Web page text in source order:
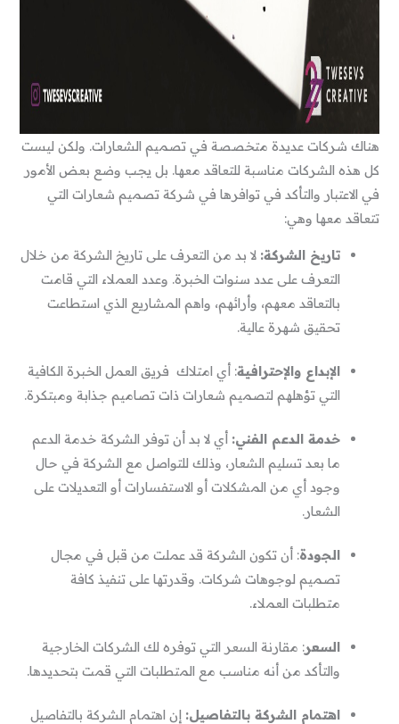
هناك شركات عديدة متخصصة في تصميم الشعارات. ولكن ليست
كل هذه الشركات مناسبة للتعاقد معها. بل يجب وضع بعض الأمور
في الاعتبار والتأكد في توافرها في شركة تصميم شعارات التي
تتعاقد معها وهي:
تاريخ الشركة: لا بد من التعرف على تاريخ الشركة من خلال
التعرف على عدد سنوات الخبرة. وعدد العملاء التي قامت
بالتعاقد معهم، وأرائهم، واهم المشاريع الذي استطاعت
تحقيق شهرة عالية.
الإبداع والإحترافية: أي امتلاك فريق العمل الخبرة الكافية
التي تؤهلهم لتصميم شعارات ذات تصاميم جذابة ومبتكرة.
خدمة الدعم الفني: أي لا بد أن توفر الشركة خدمة الدعم
ما بعد تسليم الشعار، وذلك للتواصل مع الشركة في حال
وجود أي من المشكلات أو الاستفسارات أو التعديلات على
الشعار.
الجودة: أن تكون الشركة قد عملت من قبل في مجال
تصميم لوجوهات شركات. وقدرتها على تنفيذ كافة
متطلبات العملاء.
السعر: مقارنة السعر التي توفره لك الشركات الخارجية
والتأكد من أنه مناسب مع المتطلبات التي قمت بتحديدها.
اهتمام الشركة بالتفاصيل: إن اهتمام الشركة بالتفاصيل